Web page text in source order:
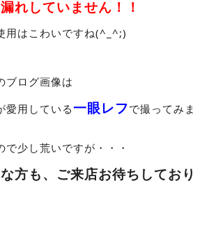
れしていません！！
用はこわいですね(^_^;)
ブログ画像は
愛用している一眼レフで撮ってみま
少し荒いですが・・・
方も、ご来店お待ちしており